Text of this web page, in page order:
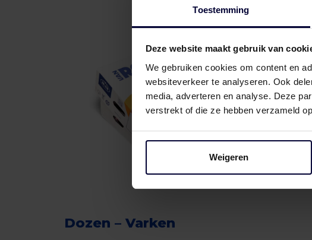
Toestemming
Deze website maakt gebruik van
We gebruiken cookies om content en
websiteverkeer te analyseren. Ook
media, adverteren en analyse. Deze
verstrekt of die ze hebben verzameld
Weigeren
Dozen – Varken